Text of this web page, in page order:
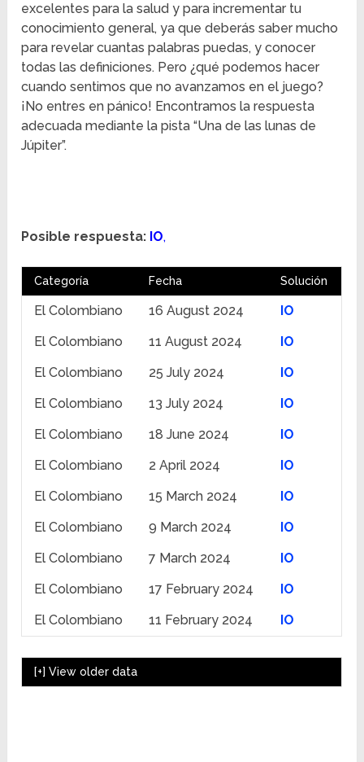
excelentes para la salud y para incrementar tu
conocimiento general, ya que deberás saber mucho
para revelar cuantas palabras puedas, y conocer
todas las definiciones. Pero ¿qué podemos hacer
cuando sentimos que no avanzamos en el juego?
¡No entres en pánico! Encontramos la respuesta
adecuada mediante la pista “Una de las lunas de
Júpiter”.
Posible respuesta: IO,
Categoría Fecha Solución
El Colombiano 16 August 2024
IO
El Colombiano
11 August 2024
IO
El Colombiano
25 July 2024
IO
El Colombiano
13 July 2024
IO
El Colombiano
18 June 2024
IO
El Colombiano
2 April 2024
IO
El Colombiano
15 March 2024
IO
El Colombiano
9 March 2024
IO
El Colombiano
7 March 2024
IO
El Colombiano
17 February 2024
IO
El Colombiano
11 February 2024 IO
[+]View older data